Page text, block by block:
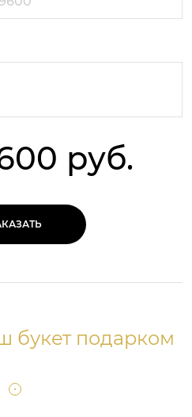
руб.
букет подарком